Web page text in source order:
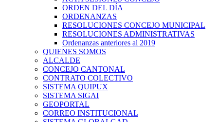
ORDEN DEL DÍA
ORDENANZAS
RESOLUCIONES CONCEJO MUNICIPAL
RESOLUCIONES ADMINISTRATIVAS
Ordenanzas anteriores al 2019
QUIENES SOMOS
ALCALDE
CONCEJO CANTONAL
CONTRATO COLECTIVO
SISTEMA QUIPUX
SISTEMA SIGAI
GEOPORTAL
CORREO INSTITUCIONAL